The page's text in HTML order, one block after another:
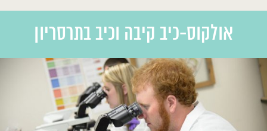
אולקוס-כיב קיבה וכיב בתרסריון